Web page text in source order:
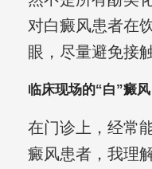
对白癜风患者在
眼，尽量避免接
临床现场的“白”癜风
在门诊上，经常
癜风患者，我理